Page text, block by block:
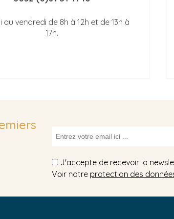
au vendredi de 8h à 12h et de 13h à
17h.
J'accepte de recevoir la
Voir notre protection des